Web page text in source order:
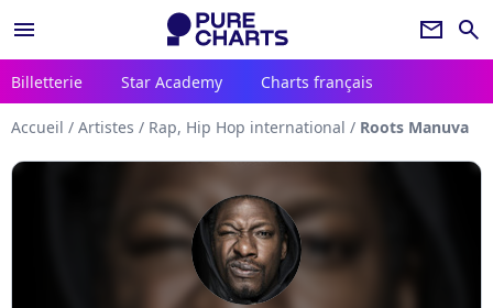
menu newsletter search
Billetterie Star Academy Charts français
Accueil / Artistes / Rap, Hip Hop international / Roots Manuva